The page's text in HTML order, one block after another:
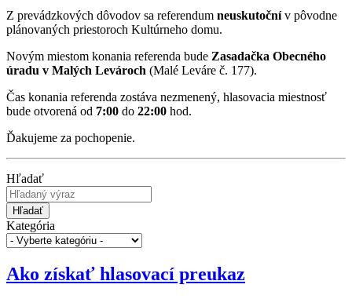
Z prevádzkových dôvodov sa referendum neuskutočnív pôvodne
plánovaných priestoroch Kultúrneho domu.
Novým miestom konania referenda bude Zasadačka Obecného
úradu v Malých Levároch (Malé Leváre č. 177).
Čas konania referenda zostáva nezmenený, hlasovacia miestnosť
bude otvorená od 7:00 do 22:00 hod.
Ďakujeme za pochopenie.
Hľadať
Hľadať
Kategória
Ako získať hlasovací preukaz